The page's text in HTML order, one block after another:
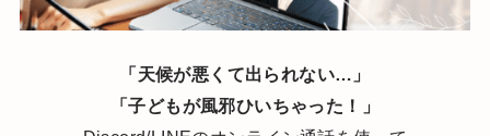
「天候が悪くて出られない…」
「子どもが風邪ひいちゃった！」